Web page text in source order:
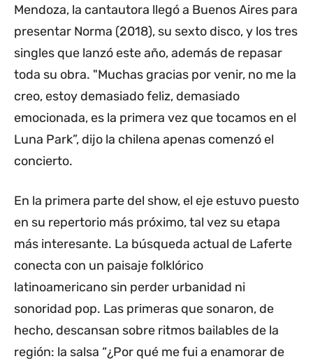
Mendoza, la cantautora llegó a Buenos Aires para
presentar Norma (2018), su sexto disco, y los tres
singles que lanzó este año, además de repasar
toda su obra. "Muchas gracias por venir, no me la
creo, estoy demasiado feliz, demasiado
emocionada, es la primera vez que tocamos en el
Luna Park”, dijo la chilena apenas comenzó el
concierto.
En la primera parte del show, el eje estuvo puesto
en su repertorio más próximo, tal vez su etapa
más interesante. La búsqueda actual de Laferte
conecta con un paisaje folklórico
latinoamericano sin perder urbanidad ni
sonoridad pop. Las primeras que sonaron, de
hecho, descansan sobre ritmos bailables de la
región: la salsa “¿Por qué me fui a enamorar de